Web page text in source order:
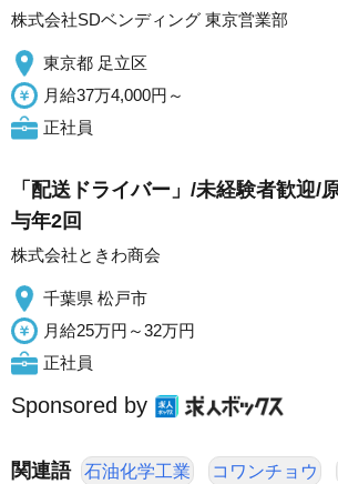
株式会社SDベンディング 東京営業部
東京都 足立区
月給37万4,000円～
正社員
「配送ドライバー」/未経験者歓迎/
与年2回
株式会社ときわ商会
千葉県 松戸市
月給25万円～32万円
正社員
Sponsored by
関連語 石油化学工業 コワンチョウ